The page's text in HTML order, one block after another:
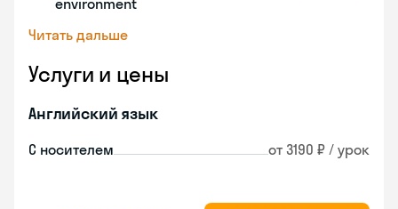
environment
Читать дальше
Услуги и цены
Английский язык
С носителем от 3190 ₽ / урок